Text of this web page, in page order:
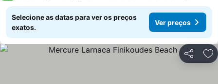
Selecione as datas para ver os preços
exatos.
Ver preços
Partilhar